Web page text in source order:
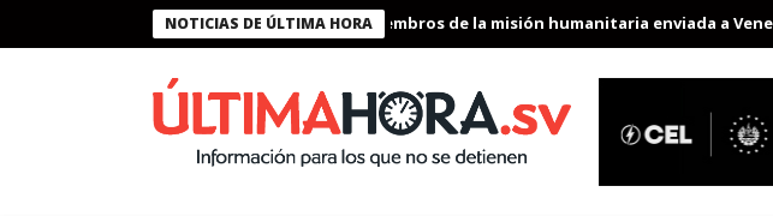
NOTICIAS DE ÚLTIMA HORA
Presidente Bukele condecora a miembros de la misión humanitaria enviada a Venezuela